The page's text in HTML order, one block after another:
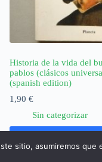
Historia de la vida del
pablos (clásicos
(spanish edition)
1,90€
Sin categorizar
sitio, asumiremos que